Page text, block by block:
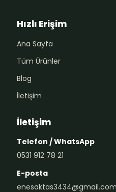
Hızlı Erişim
Ana Sayfa
Tüm Ürünler
Blog
İletişim
İletişim
Telefon / WhatsApp
0531 912 78 21
E-posta
enesaktas3434@gmail.com